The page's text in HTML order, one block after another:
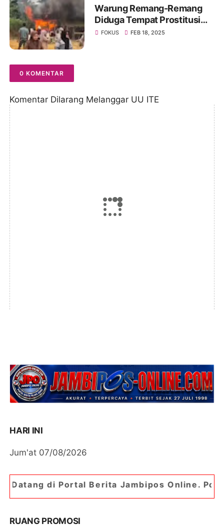
Warung Remang-Remang
Diduga Tempat Prostitusi
Dibongkar Paksa Oleh
FOKUS FEB 18, 2025
0 KOMENTAR
Komentar Dilarang Melanggar UU ITE
HARI INI
Jum'at 07/08/2026
Berita Jambipos Online. Portal Berita
RUANG PROMOSI